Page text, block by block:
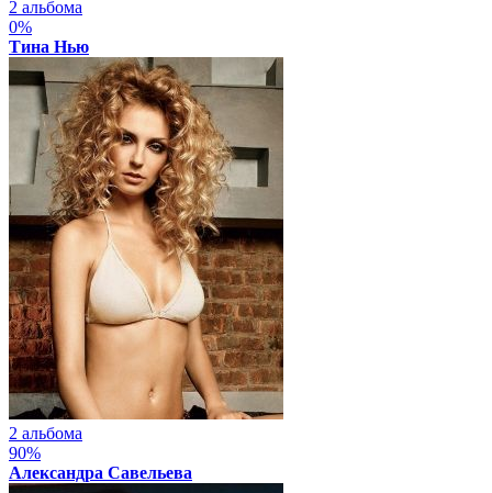
2 альбома
0%
Тина Нью
2 альбома
90%
Александра Савельева